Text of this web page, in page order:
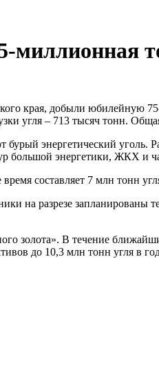
миллионная
края, добыли юбилейную
угля – 713 тысяч тонн.
бурый энергетический
большой энергетики, ЖКХ и
составляет 7 млн тонн
на разрезе запланированы
золота». В течение
до 10,3 млн тонн угля в